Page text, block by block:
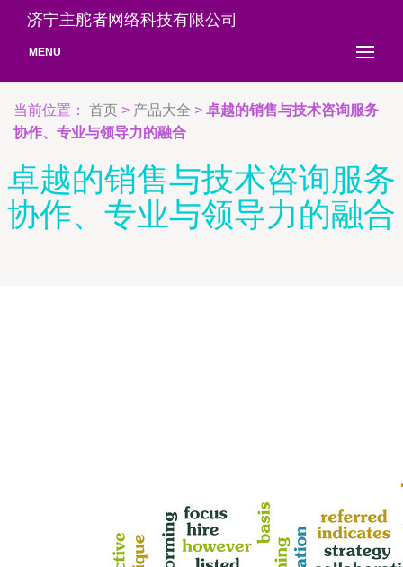
济宁主舵者网络科技有限公司
MENU
当前位置： 首页 > 产品大全 > 卓越的销售与技术咨询服务
协作、专业与领导力的融合
卓越的销售与技术咨询服务
协作、专业与领导力的融合